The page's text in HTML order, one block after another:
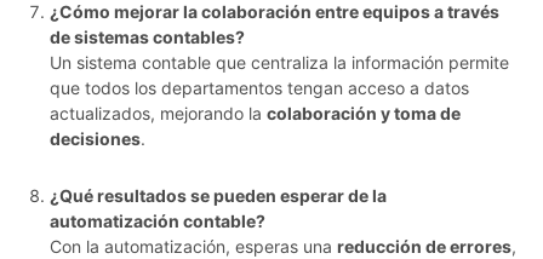
¿Cómo mejorar la colaboración entre equipos a través
de sistemas contables?
Un sistema contable que centraliza la información permite
que todos los departamentos tengan acceso a datos
actualizados, mejorando la colaboración y toma de
decisiones.
¿Qué resultados se pueden esperar de la
automatización contable?
Con la automatización, esperas una reducción de errores,